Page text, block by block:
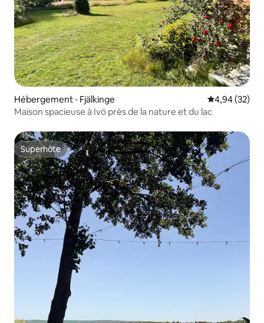
Hébergement ⋅ Fjälkinge Évaluation
4,94 (32)
Maison spacieuse à Ivö près de la nature et du lac
Superhôte
Superhôte